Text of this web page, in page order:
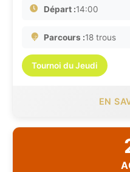
Départ :14:00
Parcours :18 trous
Tournoi du Jeudi
EN